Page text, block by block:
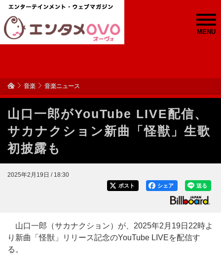
MENU
音楽 音楽ニュース
山口一郎がYouTube LIVE配信、
サカナクション新曲「怪獣」生歌
初披露も
2025年2月19日 / 18:30
送る
シェア
ポスト
山口一郎（サカナクション）が、2025年2月19日22時よ
り新曲「怪獣」リリース記念のYouTube LIVEを配信す
る。